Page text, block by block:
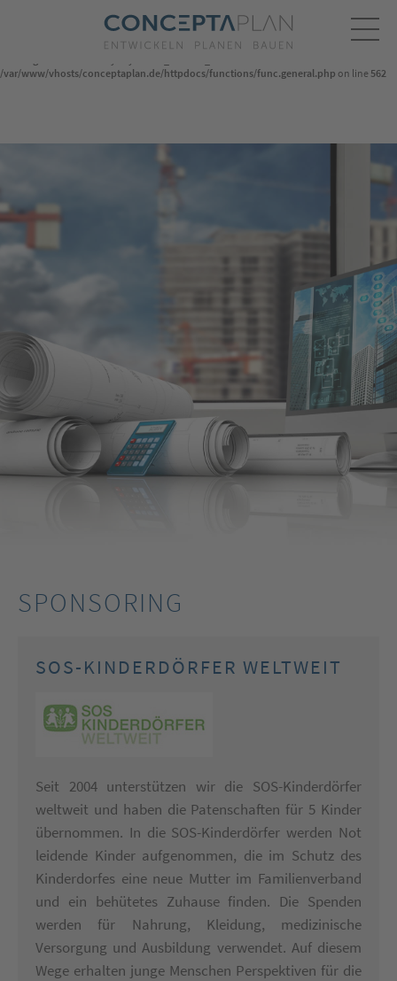
: Undefined array key "setLocal" in
/var/www/vhosts/conceptaplan.de/httpdocs/application_open.php
118
/var/www/vhosts/conceptaplan.de/httpdocs/functions/func.general.php on line 562
PROJEKTE
SPONSORING
REFERENZEN
KONTAKT
SPONSORING
SOS-KINDERDÖRFER WELTWEIT
Seit 2004 unterstützen wir die SOS-Kinderdörfer
weltweit und haben die Patenschaften für 5 Kinder
übernommen. In die SOS-Kinderdörfer werden Not
leidende Kinder aufgenommen, die im Schutz des
Kinderdorfes eine neue Mutter im Familienverband
und ein behütetes Zuhause finden. Die Spenden
werden für Nahrung, Kleidung, medizinische
Versorgung und Ausbildung verwendet. Auf diesem
Wege erhalten junge Menschen Perspektiven für die